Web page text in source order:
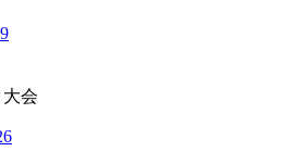
会